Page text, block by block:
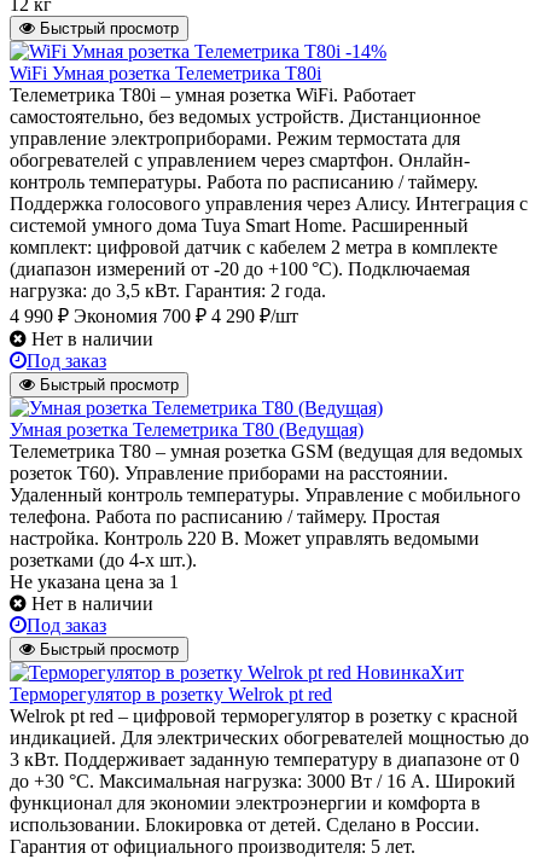
12 кг
Быстрый просмотр
-14%
WiFi Умная розетка Телеметрика T80i
Телеметрика T80i – умная розетка WiFi. Работает
самостоятельно, без ведомых устройств. Дистанционное
управление электроприборами. Режим термостата для
обогревателей с управлением через смартфон. Онлайн-
контроль температуры. Работа по расписанию / таймеру.
Поддержка голосового управления через Алису. Интеграция с
системой умного дома Tuya Smart Home. Расширенный
комплект: цифровой датчик с кабелем 2 метра в комплекте
(диапазон измерений от -20 до +100 °C). Подключаемая
нагрузка: до 3,5 кВт. Гарантия: 2 года.
4 990 ₽ Экономия 700 ₽ 4 290 ₽/шт
Нет в наличии
Под заказ
Быстрый просмотр
Умная розетка Телеметрика Т80 (Ведущая)
Телеметрика Т80 – умная розетка GSM (ведущая для ведомых
розеток Т60). Управление приборами на расстоянии.
Удаленный контроль температуры. Управление с мобильного
телефона. Работа по расписанию / таймеру. Простая
настройка. Контроль 220 В. Может управлять ведомыми
розетками (до 4-х шт.).
Не указана цена за 1
Нет в наличии
Под заказ
Быстрый просмотр
НовинкаХит
Терморегулятор в розетку Welrok pt red
Welrok pt red – цифровой терморегулятор в розетку с красной
индикацией. Для электрических обогревателей мощностью до
3 кВт. Поддерживает заданную температуру в диапазоне от 0
до +30 °С. Максимальная нагрузка: 3000 Вт / 16 А. Широкий
функционал для экономии электроэнергии и комфорта в
использовании. Блокировка от детей. Сделано в России.
Гарантия от официального производителя: 5 лет.